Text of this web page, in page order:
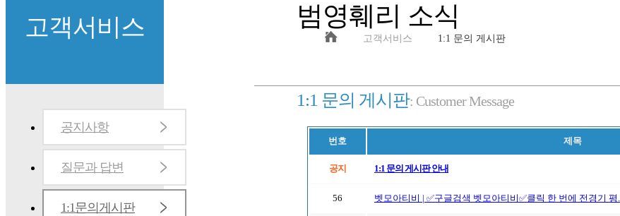
고객서비스
공지사항
질문과 답변
1:1문의게시판
고객서비스 1:1 문의 게시판
범영훼리 소식
1:1 문의 게시판: Customer Message
번호 제목
공지 1:1 문의 게시판 안내
56 벳모아티비 | ✅구글검색 벳모아티비✅클릭 한 번에 전경기 평...